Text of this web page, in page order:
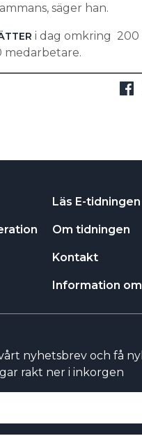
säger han.
i dag omkring 200
medarbetare.
Läs E-tidningen
Om tidningen
Kontakt
Information om
nyhetsbrev och få
rakt ner i inkorgen